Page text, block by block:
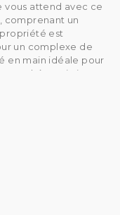
vous attend avec ce
comprenant un
est
un complexe de
en main idéale pour
marché touristique
et l'eau, sont
et une
inclure des